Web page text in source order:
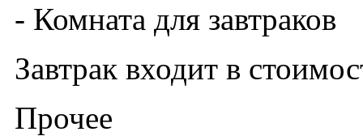
- Комната для завтраков
Завтрак входит в
Прочее